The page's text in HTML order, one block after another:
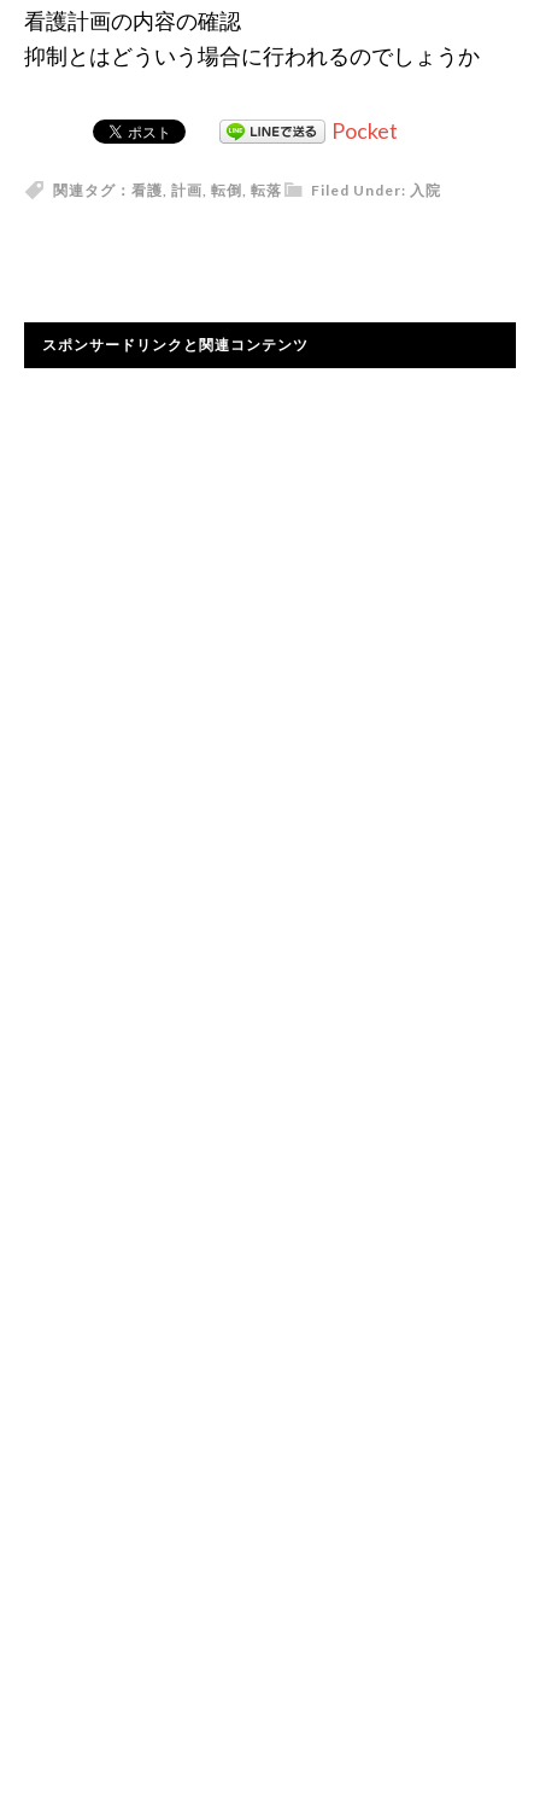
看護計画の内容の確認
抑制とはどういう場合に行われるのでしょうか
Pocket
Filed Under: 入院
関連タグ： 看護 計画 転倒 転落
スポンサードリンクと関連コンテンツ